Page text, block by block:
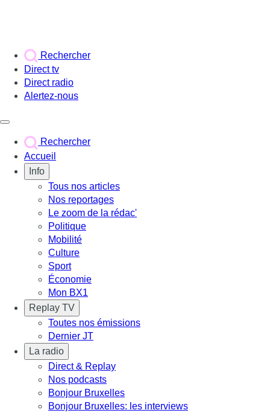
Rechercher
Direct tv
Direct radio
Alertez-nous
Rechercher
Accueil
Info
Tous nos articles
Nos reportages
Le zoom de la rédac'
Politique
Mobilité
Culture
Sport
Économie
Mon BX1
Replay TV
Toutes nos émissions
Dernier JT
La radio
Direct & Replay
Nos podcasts
Bonjour Bruxelles
Bonjour Bruxelles: les interviews